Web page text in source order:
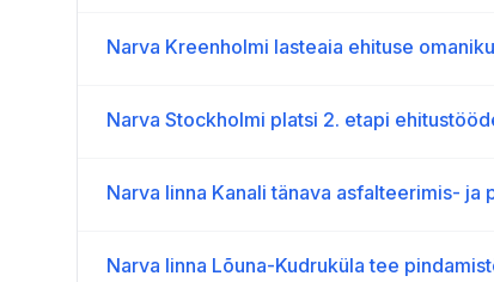
Narva Kreenholmi lasteaia ehituse
Narva Stockholmi platsi 2. etapi
Narva linna Kanali tänava asfalteerimis- ja
Narva linna Lõuna-Kudruküla tee